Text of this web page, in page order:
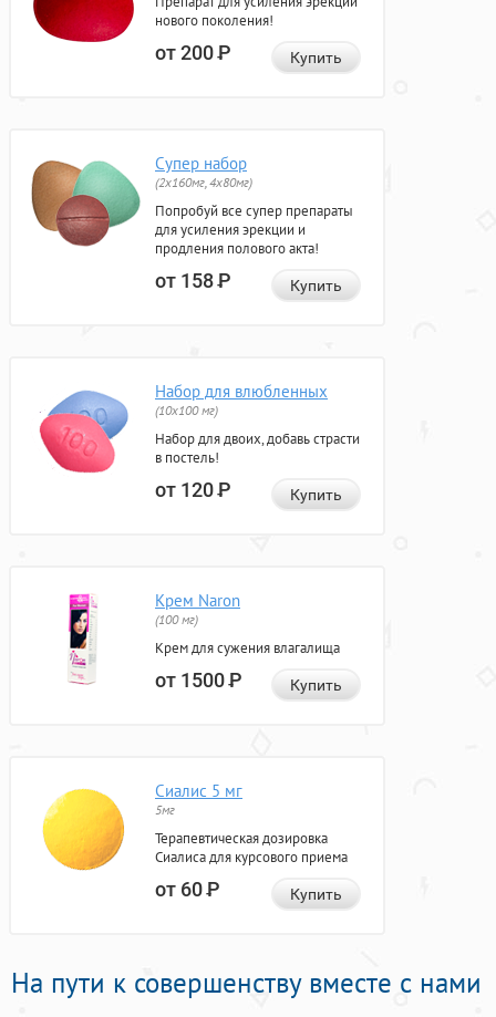
нового поколения!
от 200Р Купить
Супер набор
(2х160мг, 4х80мг)
Попробуй все супер препараты
для усиления эрекции и
продления полового акта!
от 158Р Купить
Набор для влюбленных
(10х100 мг)
Набор для двоих, добавь страсти
в постель!
от 120Р Купить
Крем Naron
(100 мг)
Крем для сужения влагалища
от 1500Р Купить
Сиалис 5 мг
5мг
Терапевтическая дозировка
Сиалиса для курсового приема
от 60Р Купить
На пути к совершенству вместе с нами